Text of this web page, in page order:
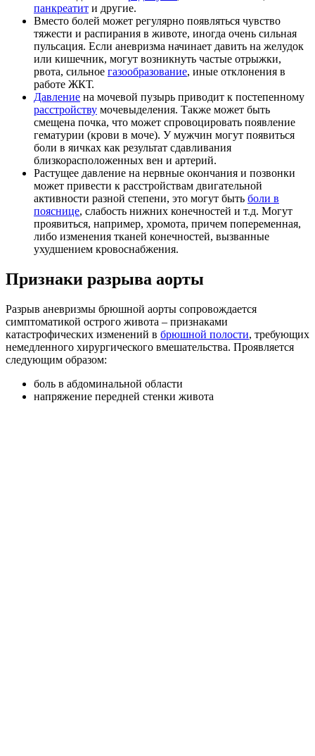
панкреатит и другие.
Вместо болей может регулярно появляться чувство
тяжести и распирания в животе, иногда очень сильная
пульсация. Если аневризма начинает давить на желудок
или кишечник, могут возникнуть частые отрыжки,
рвота, сильное газообразование, иные отклонения в
работе ЖКТ.
Давление на мочевой пузырь приводит к постепенному
расстройству мочевыделения. Также может быть
смещена почка, что может спровоцировать появление
гематурии (крови в моче). У мужчин могут появиться
боли в яичках как результат сдавливания
близкорасположенных вен и артерий.
Растущее давление на нервные окончания и позвонки
может привести к расстройствам двигательной
активности разной степени, это могут быть боли в
пояснице, слабость нижних конечностей и т.д. Могут
проявиться, например, хромота, причем попеременная,
либо изменения тканей конечностей, вызванные
ухудшением кровоснабжения.
Признаки разрыва аорты
Разрыв аневризмы брюшной аорты сопровождается
симптоматикой острого живота – признаками
катастрофических изменений в брюшной полости, требующих
немедленного хирургического вмешательства. Проявляется
следующим образом:
боль в абдоминальной области
напряжение передней стенки живота